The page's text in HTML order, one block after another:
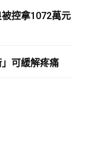
控拿1072萬元
可緩解疼痛